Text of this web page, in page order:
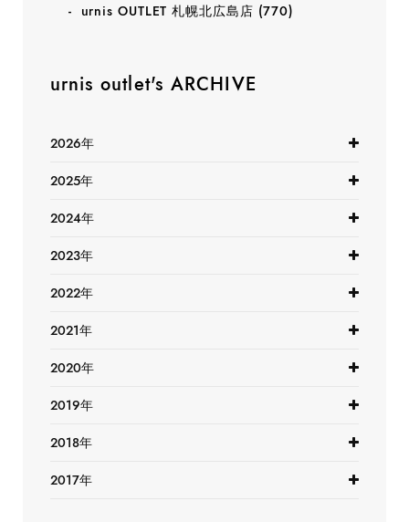
urnis OUTLET 札幌北広島店 (770)
urnis outlet's ARCHIVE
2026年
2025年
2024年
2023年
2022年
2021年
2020年
2019年
2018年
2017年